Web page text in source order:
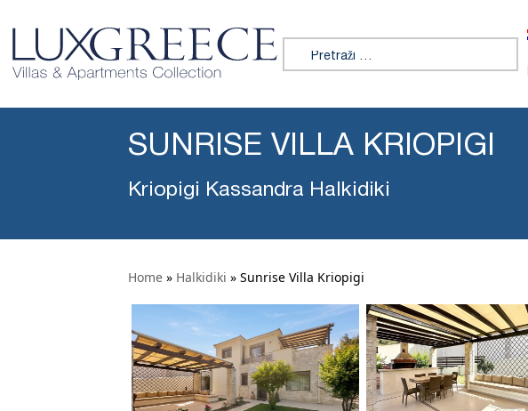
Tražiti:
SUNRISE VILLA KRIOPIGI
Kriopigi Kassandra Halkidiki
Home » Halkidiki » Sunrise Villa Kriopigi